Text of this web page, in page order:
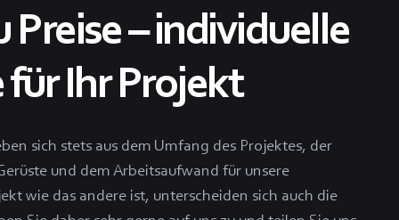
Preise – individuelle
Ihr Projekt
sich stets aus dem Umfang des Projektes, der
und dem Arbeitsaufwand für unsere
wie das andere ist, unterscheiden sich auch die